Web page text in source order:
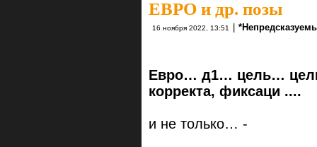
ЕВРО и др. позы
16 ноября 2022, 13:51
Евро… д1… цель…
корректа, фиксаци ....
и не только… -